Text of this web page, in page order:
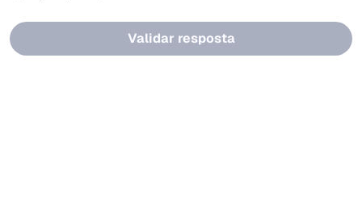
Validar resposta